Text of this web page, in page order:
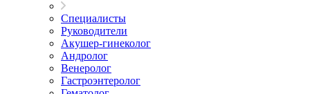
Специалисты
Руководители
Акушер-гинеколог
Андролог
Венеролог
Гастроэнтеролог